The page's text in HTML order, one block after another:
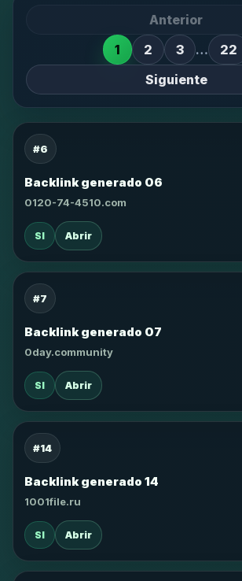
Anterior
1
2 3 …
22
Siguiente
#6
Backlink generado 06
0120-74-4510.com
SI Abrir
#7
Backlink generado 07
0day.community
SI Abrir
#14
Backlink generado 14
1001file.ru
SI Abrir